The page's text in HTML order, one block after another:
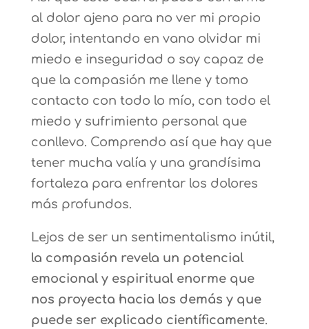
al dolor ajeno para no ver mi propio
dolor, intentando en vano olvidar mi
miedo e inseguridad o soy capaz de
que la compasión me llene y tomo
contacto con todo lo mío, con todo el
miedo y sufrimiento personal que
conllevo. Comprendo así que hay que
tener mucha valía y una grandísima
fortaleza para enfrentar los dolores
más profundos.
Lejos de ser un sentimentalismo inútil,
la compasión revela un potencial
emocional y espiritual enorme que
nos proyecta hacia los demás y que
puede ser explicado científicamente.